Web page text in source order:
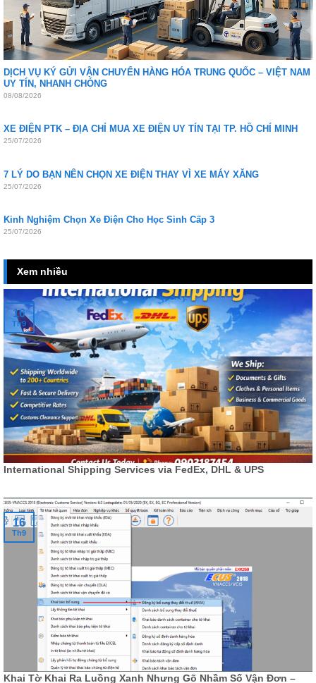
DỊCH VỤ KÝ GỬI VẬN CHUYỂN HÀNG HÓA TRUNG QUỐC – VIỆT NAM
UY TÍN, NHANH CHÓNG
08/08/2026
XE ĐIỆN PTK – ĐỊA CHỈ MUA XE ĐIỆN UY TÍN TẠI TP. HỒ CHÍ MINH
25/07/2026
7 LÝ DO BẠN NÊN CHỌN XE ĐIỆN THAY VÌ XE MÁY XĂNG
25/07/2026
Kinh Nghiệm Chọn Xe Điện Cho Học Sinh Cấp 3
25/07/2026
Xem nhiều
International Shipping Services via FedEx, DHL & UPS
16
Th9
Khai Tờ Khai Ra Luồng Xanh Nhưng Gõ Nhầm Số Vận Đơn –
16
Th9